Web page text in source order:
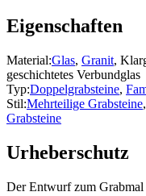
Eigenschaften
Material:Glas, Granit,
geschichtetes Verbundglas
Typ:Doppelgrabsteine,
Stil:Mehrteilige Grabsteine,
Grabsteine
Urheberschutz
Der Entwurf zum Grabmal